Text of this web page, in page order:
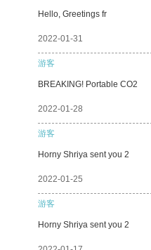
Hello, Greetings fr
2022-01-31
游客
BREAKING! Portable CO2
2022-01-28
游客
Horny Shriya sent you 2
2022-01-25
游客
Horny Shriya sent you 2